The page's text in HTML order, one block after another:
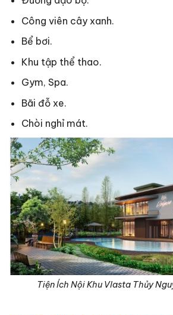
Công viên cây xanh.
Bể bơi.
Khu tập thể thao.
Gym, Spa.
Bãi đỗ xe.
Chòi nghỉ mát.
Tiện Ích Nội Khu Vlasta Thủy